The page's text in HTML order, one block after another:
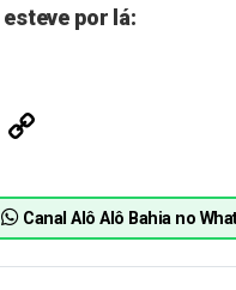
por lá:
Messenger
Canal Alô Alô Bahia no